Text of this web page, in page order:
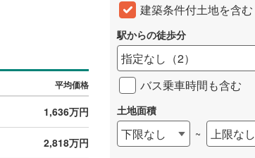
平均価格
1,636万円
2,818万円
建築条件付土地を含む
駅からの徒歩分
指定なし （2）
バス乗車時間も含む
土地面積
下限なし ~ 上限なし